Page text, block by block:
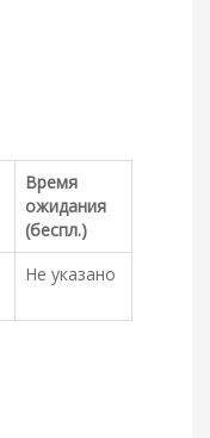
Время
ожидания
(беспл.)
Не указано